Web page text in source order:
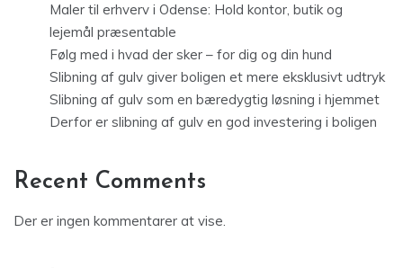
Maler til erhverv i Odense: Hold kontor, butik og
lejemål præsentable
Følg med i hvad der sker – for dig og din hund
Slibning af gulv giver boligen et mere eksklusivt udtryk
Slibning af gulv som en bæredygtig løsning i hjemmet
Derfor er slibning af gulv en god investering i boligen
Recent Comments
Der er ingen kommentarer at vise.